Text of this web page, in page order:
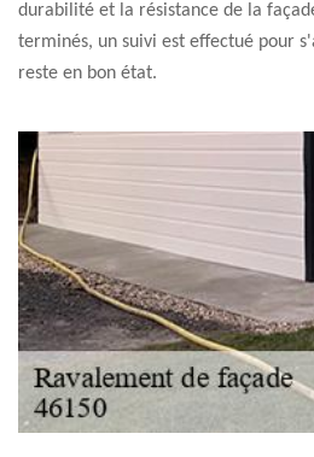
durabilité et la résistance de la
terminés, un suivi est effectué pour
reste en bon état.